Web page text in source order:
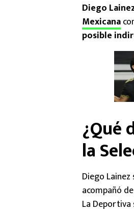
Diego
Mexicana
posible
¿Qué
la
Diego
acompañó
La